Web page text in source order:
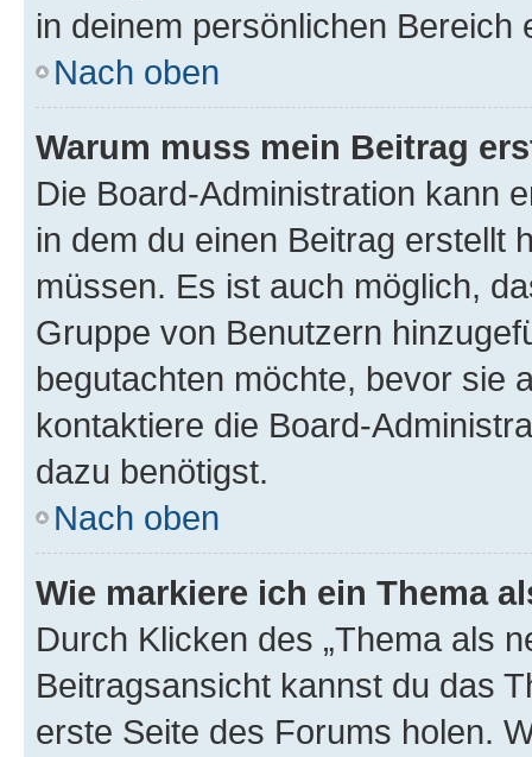
in deinem persönlichen Bereich
Nach oben
Warum muss mein Beitrag
Die Board-Administration kann
in dem du einen Beitrag erstellt
müssen. Es ist auch möglich,
Gruppe von Benutzern
begutachten möchte, bevor sie
kontaktiere die Board-
dazu benötigst.
Nach oben
Wie markiere ich ein Thema
Durch Klicken des „Thema als
Beitragsansicht kannst du das
erste Seite des Forums holen.